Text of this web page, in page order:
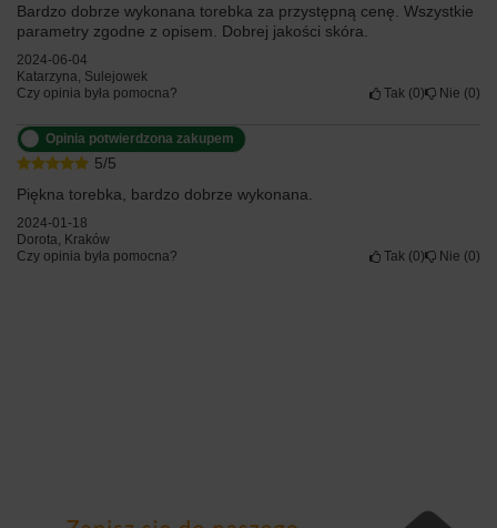
Bardzo dobrze wykonana torebka za przystępną cenę. Wszystkie
parametry zgodne z opisem. Dobrej jakości skóra.
2024-06-04
Katarzyna, Sulejowek
Czy opinia była pomocna?
Tak 0 Nie 0
5/5
Opinia potwierdzona zakupem
Piękna torebka, bardzo dobrze wykonana.
2024-01-18
Dorota, Kraków
Czy opinia była pomocna?
Tak 0 Nie 0